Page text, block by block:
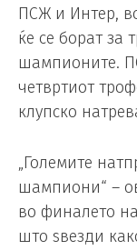
ПСЖ и Интер,
ќе се борат за
шампионите.
четвртиот
клупско
„Големите
шампиони“ –
во финалето
што ѕвезди